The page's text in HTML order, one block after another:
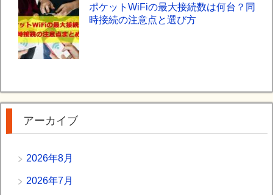
ポケットWiFiの最大接続数は何台？同
時接続の注意点と選び方
アーカイブ
2026年8月
2026年7月